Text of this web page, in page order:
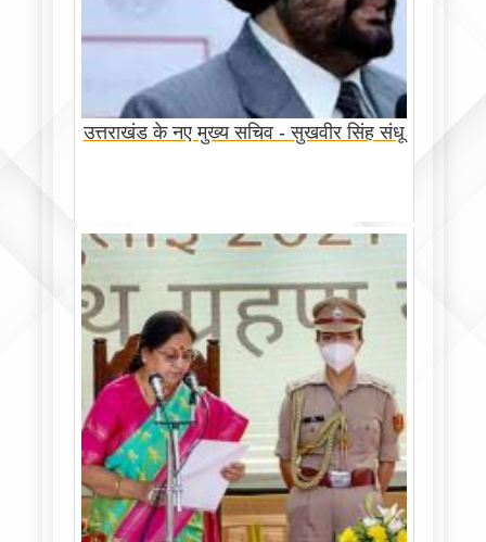
उत्तराखंड के नए मुख्य सचिव - सुखवीर सिंह संधू